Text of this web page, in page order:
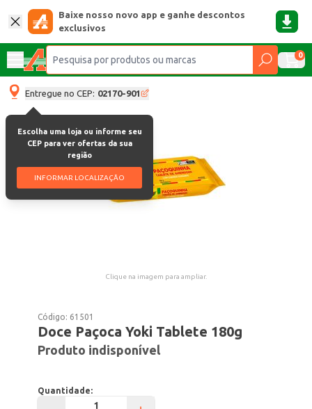
Baixe nosso novo app e ganhe descontos
exclusivos
0
Entregue no CEP: 02170-901
Escolha uma loja ou informe seu
CEP para ver ofertas da sua
região
INFORMAR LOCALIZAÇÃO
Clique na imagem para ampliar.
Código: 61501
Doce Paçoca Yoki Tablete 180g
Produto indisponível
Quantidade: